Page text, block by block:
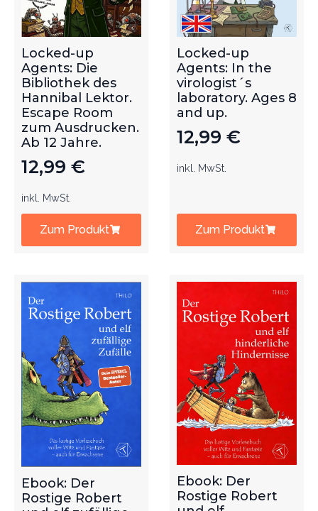
Locked-up
Agents: Die
Bibliothek des
Hannibal Lektor.
Escape Room
zum Ausdrucken.
Ab 12 Jahre.
12,99 €
inkl. MwSt.
Zum Produkt
Locked-up
Agents: In the
virologist´s
laboratory. Ages 8
and up.
12,99 €
inkl. MwSt.
Zum Produkt
Ebook: Der
Rostige Robert
Ebook: Der
Rostige Robert